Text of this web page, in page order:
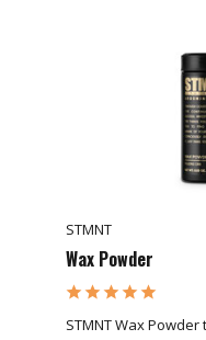
STMNT
Wax Powder
STMNT Wax